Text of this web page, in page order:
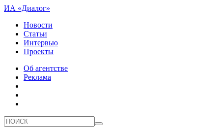
ИА «Диалог»
Новости
Статьи
Интервью
Проекты
Об агентстве
Реклама